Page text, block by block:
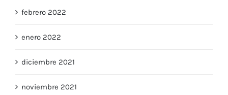
febrero 2022
enero 2022
diciembre 2021
noviembre 2021